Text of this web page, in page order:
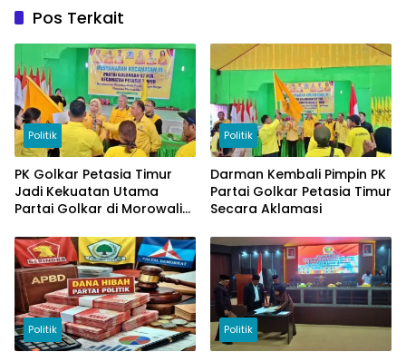
Pos Terkait
Politik
PK Golkar Petasia Timur
Jadi Kekuatan Utama
Partai Golkar di Morowali
Politik
Darman Kembali Pimpin PK
Partai Golkar Petasia Timur
Secara Aklamasi
Politik Politik